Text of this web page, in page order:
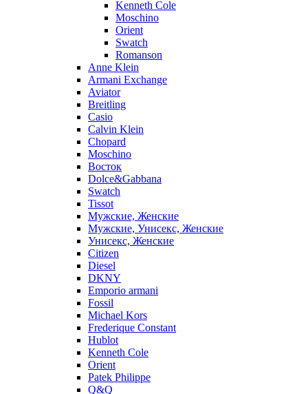
Kenneth Cole
Moschino
Orient
Swatch
Romanson
Anne Klein
Armani Exchange
Aviator
Breitling
Casio
Calvin Klein
Chopard
Moschino
Восток
Dolce&Gabbana
Swatch
Tissot
Мужские, Женские
Мужские, Унисекс, Женские
Унисекс, Женские
Citizen
Diesel
DKNY
Emporio armani
Fossil
Michael Kors
Frederique Constant
Hublot
Kenneth Cole
Orient
Patek Philippe
Q&Q